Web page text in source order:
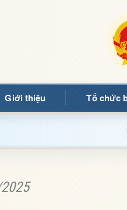
Giới thiệu Tổ chức
Trang thông tin điện tử xã